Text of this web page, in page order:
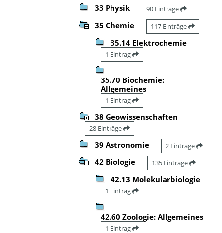
33 Physik 90 Einträge
35 Chemie 117 Einträge
35.14 Elektrochemie
1 Eintrag
35.70 Biochemie:
Allgemeines
1 Eintrag
38 Geowissenschaften
28 Einträge
39 Astronomie 2 Einträge
42 Biologie 135 Einträge
42.13 Molekularbiologie
1 Eintrag
42.60 Zoologie: Allgemeines
1 Eintrag